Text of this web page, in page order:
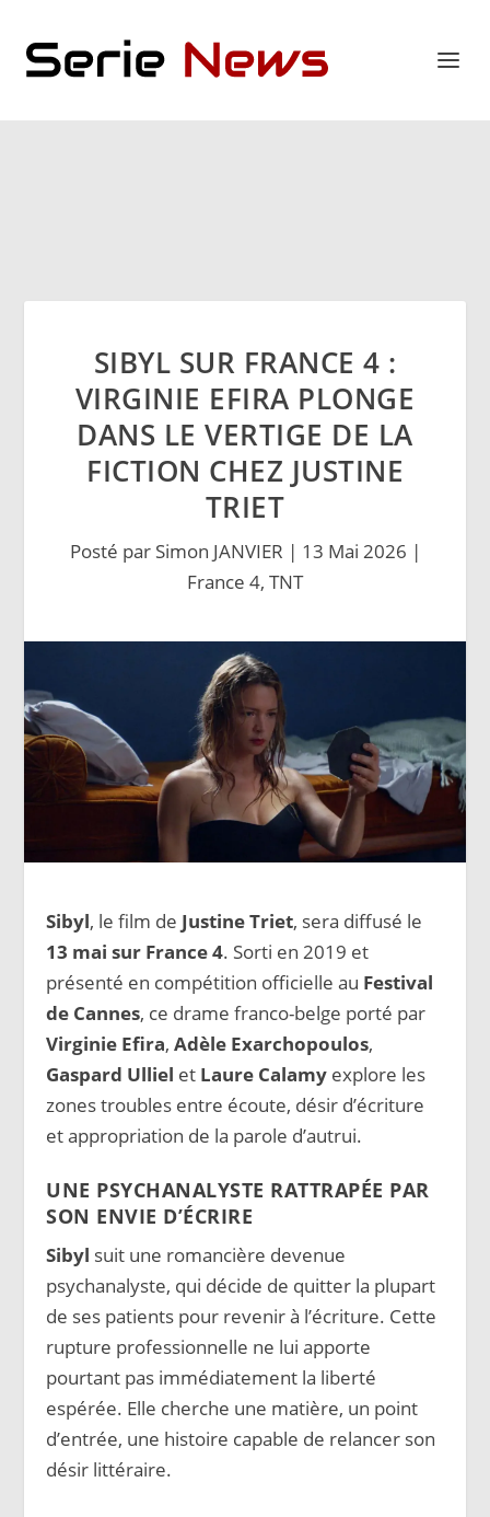
SIBYL SUR FRANCE 4 :
VIRGINIE EFIRA PLONGE
DANS LE VERTIGE DE LA
FICTION CHEZ JUSTINE
TRIET
Posté par Simon JANVIER | 13 Mai 2026 |
France 4, TNT
Sibyl, le film de Justine Triet, sera diffusé le
13 mai sur France 4. Sorti en 2019 et
présenté en compétition officielle au Festival
de Cannes, ce drame franco-belge porté par
Virginie Efira,Adèle Exarchopoulos,
Gaspard Ulliel et Laure Calamy explore les
zones troubles entre écoute, désir d’écriture
et appropriation de la parole d’autrui.
UNE PSYCHANALYSTE RATTRAPÉE PAR
SON ENVIE D’ÉCRIRE
Sibyl suit une romancière devenue
psychanalyste, qui décide de quitter la plupart
de ses patients pour revenir à l’écriture. Cette
rupture professionnelle ne lui apporte
pourtant pas immédiatement la liberté
espérée. Elle cherche une matière, un point
d’entrée, une histoire capable de relancer son
désir littéraire.